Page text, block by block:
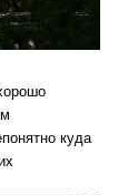
куда